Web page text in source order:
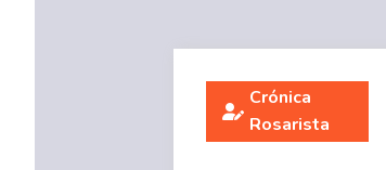
Crónica
Rosarista